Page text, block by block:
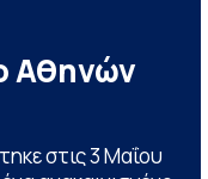
Αθηνών
στις 3 Μαΐου